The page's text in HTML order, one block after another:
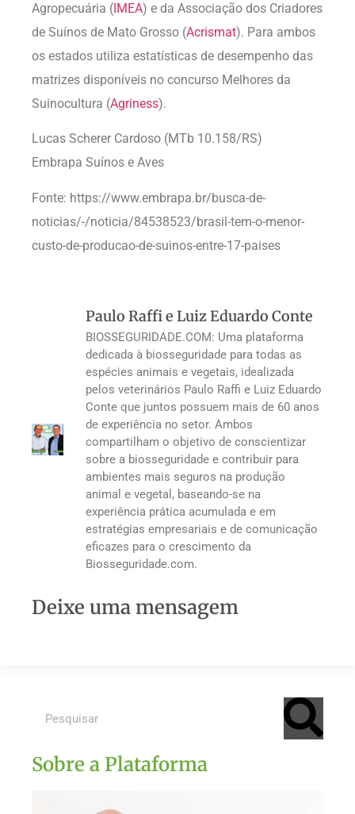
Agropecuária (IMEA) e da Associação dos Criadores
de Suínos de Mato Grosso (Acrismat). Para ambos
os estados utiliza estatísticas de desempenho das
matrizes disponíveis no concurso Melhores da
Suinocultura (Agriness).
Lucas Scherer Cardoso (MTb 10.158/RS)
Embrapa Suínos e Aves
Fonte: https://www.embrapa.br/busca-de-
noticias/-/noticia/84538523/brasil-tem-o-menor-
custo-de-producao-de-suinos-entre-17-paises
Paulo Raffi e Luiz Eduardo Conte
BIOSSEGURIDADE.COM: Uma plataforma
dedicada à biosseguridade para todas as
espécies animais e vegetais, idealizada
pelos veterinários Paulo Raffi e Luiz Eduardo
Conte que juntos possuem mais de 60 anos
de experiência no setor. Ambos
compartilham o objetivo de conscientizar
sobre a biosseguridade e contribuir para
ambientes mais seguros na produção
animal e vegetal, baseando-se na
experiência prática acumulada e em
estratégias empresariais e de comunicação
eficazes para o crescimento da
Biosseguridade.com.
Deixe uma mensagem
Sobre a Plataforma